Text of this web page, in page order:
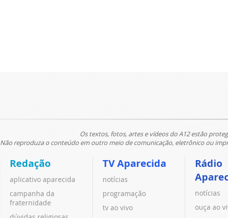
Os textos, fotos, artes e vídeos do A12 estão
Não reproduza o conteúdo em outro meio de comunicação, eletrônico ou
Redação
aplicativo aparecida
campanha da
fraternidade
TV Aparecida
notícias
programação
tv ao vivo
Rádio
notícias
ouça ao